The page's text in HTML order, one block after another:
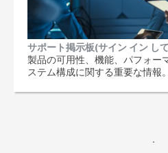
サポート掲示板(サイン イン し
製品の可用性、機能、パフォー
ステム構成に関する重要な情報。